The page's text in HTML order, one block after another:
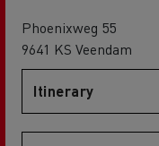
Phoenixweg 55
9641 KS Veendam
Itinerary